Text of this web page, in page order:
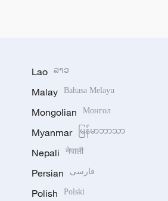
Lao ລາວ
Malay Bahasa Melayu
Mongolian Монгол
Myanmar မြန်မာဘာသာ
Nepali नेपाली
Persian فارسی
Polish Polski